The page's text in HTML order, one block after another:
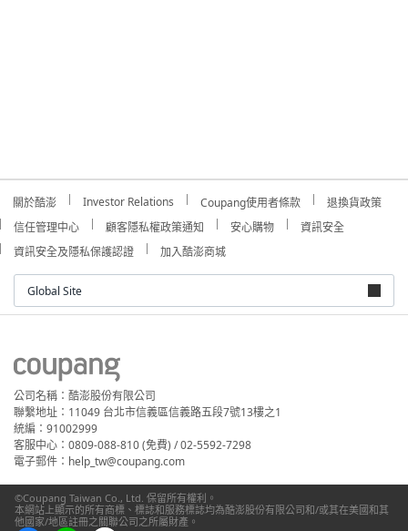
關於酷澎 Investor Relations Coupang使用者條款
退換貨政策
信任管理中心
顧客隱私權政策通知 安心購物
資訊安全
資訊安全及隱私保護認證
加入酷澎商城
Global Site
公司名稱：酷澎股份有限公司
聯繫地址：11049 台北市信義區信義路五段7號13樓之1
統編：91002999
客服中心：0809-088-810 (免費) / 02-5592-7298
電子郵件：help_tw@coupang.com
©Coupang Taiwan Co., Ltd. 保留所有權利。
本網站上顯示的所有商標、標誌和服務標誌均為酷澎股份有限公司和/或其在美國和其
他國家/地區註冊之關聯公司之所屬財產。